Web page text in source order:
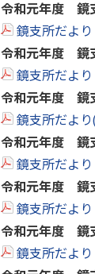
令和元年度 鏡
鏡支所だより
令和元年度 鏡
鏡支所だより
令和元年度 鏡
鏡支所だより
令和元年度 鏡
鏡支所だより
令和元年度 鏡
鏡支所だより
令和元年度 鏡
鏡支所だより